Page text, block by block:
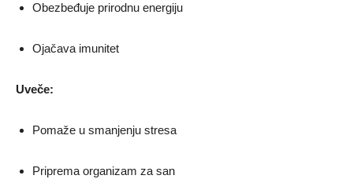
Obezbeđuje prirodnu energiju
Ojačava imunitet
Uveče:
Pomaže u smanjenju stresa
Priprema organizam za san